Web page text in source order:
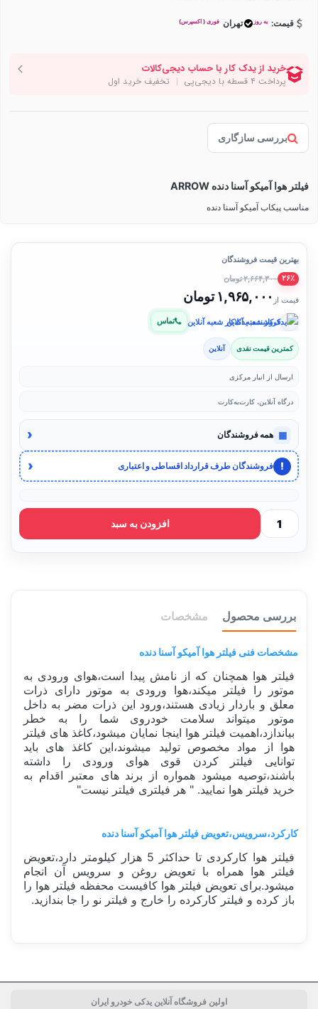
قیمت: به روز تهران فوری ( اکسپرس)
بررسی سازگاری
فیلتر هوا آمیکو آسنا دنده ARROW
مناسب پیکاب آمیکو آسنا دنده
بهترین قیمت فروشندگان
۲۶٪ ۲,۶۶۴,۳۰۰ تومان
قیمت از ۱,۹۶۵,۰۰۰ تومان
فروشنده: یدک‌کار شعبه آنلاین تماس
کمترین قیمت نقدی آنلاین
ارسال از انبار مرکزی
درگاه آنلاین، کارت‌به‌کارت
▦ همه فروشندگان ‹
! فروشندگان طرف قرارداد اقساطی و اعتباری ‹
افزودن به سبد
بررسی محصول مشخصات
مشخصات فنی فیلتر هوا آمیکو آسنا دنده
فیلتر هوا همچنان که از نامش پیدا است،هوای ورودی به
موتور را فیلتر میکند،هوا ورودی به موتور دارای ذرات
معلق و باردار زیادی هستند،ورود این ذرات مضر به داخل
موتور میتواند سلامت خودروی شما را به خطر
بیاندازد،اهمیت فیلتر هوا اینجا نمایان میشود،کاغذ های فیلتر
هوا از مواد مخصوص تولید میشوند،این کاغذ های باید
توانایی فیلتر کردن قوی هوای ورودی را داشته
باشند،توصیه میشود همواره از برند های معتبر اقدام به
خرید فیلتر هوا نمایید. " هر فیلتری فیلتر نیست"
کارکرد،سرویس،تعویض فیلتر هوا آمیکو آسنا دنده
فیلتر هوا کارکردی تا حداکثر 5 هزار کیلومتر دارد،تعویض
فیلتر هوا همراه با تعویض روغن و سرویس آن انجام
میشود.برای تعویض فیلتر هوا کافیست محفظه فیلتر هوا را
باز کرده و فیلتر کارکرده را خارج و فیلتر نو را جا بندازید.
5 هزار کیلومتر
اولین فروشگاه آنلاین یدکی خودرو ایران